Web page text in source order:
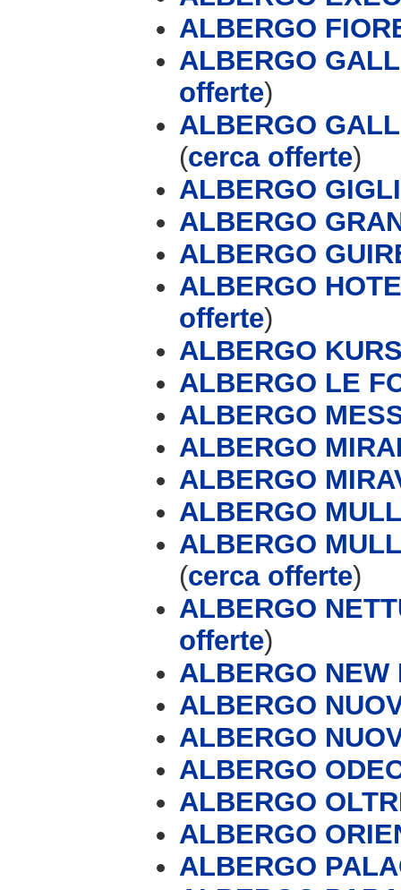
ALBERGO
ALBERGO
offerte)
ALBERGO
(cerca offerte)
ALBERGO
ALBERGO
ALBERGO
ALBERGO
offerte)
ALBERGO
ALBERGO LE
ALBERGO
ALBERGO
ALBERGO
ALBERGO
ALBERGO
(cerca offerte)
ALBERGO
offerte)
ALBERGO NEW
ALBERGO
ALBERGO
ALBERGO
ALBERGO
ALBERGO
ALBERGO